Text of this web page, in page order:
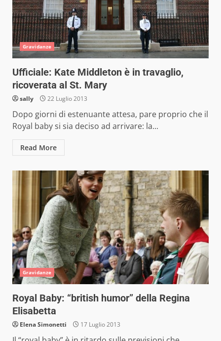
Gravidanze
Ufficiale: Kate Middleton è in travaglio,
ricoverata al St. Mary
sally 22 Luglio 2013
Dopo giorni di estenuante attesa, pare proprio che il
Royal baby si sia deciso ad arrivare: la...
Read More
Gravidanze
Royal Baby: “british humor” della Regina
Elisabetta
Elena Simonetti 17 Luglio 2013